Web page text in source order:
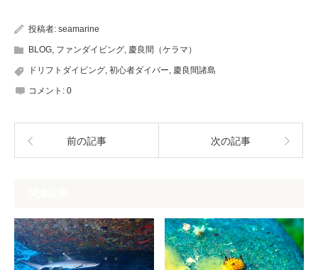
投稿者: seamarine
BLOG, ファンダイビング, 慶良間（ケラマ）
ドリフトダイビング, 初心者ダイバー, 慶良間諸島
コメント: 0
前の記事 次の記事